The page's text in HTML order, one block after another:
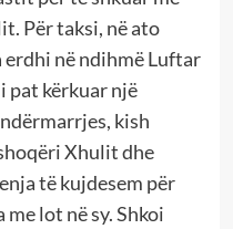
Për taksi, në ato
erdhi në ndihmë Luftar
pat kërkuar një
kish
Xhulit dhe
të kujdesem për
lot në sy. Shkoi